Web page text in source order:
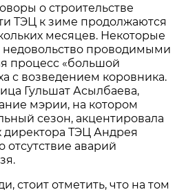
о строительстве
ТЭЦ к зиме продолжаются
месяцев. Некоторые
проводимыми
процесс «большой
с возведением коровника.
Гульшат Асылбаева,
мэрии, на котором
сезон, акцентировала
директора ТЭЦ Андрея
отсутствие аварий
стоит отметить, что на том